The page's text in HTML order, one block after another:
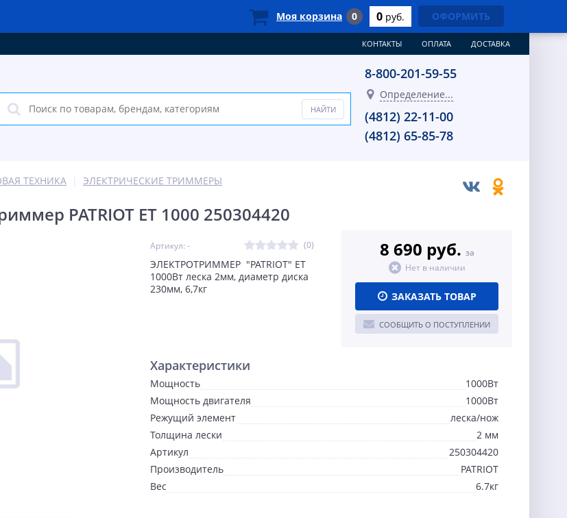
КОНТАКТЫ ОПЛАТА ДОСТАВКА
8-800-201-59-55
Определение...
(4812) 22-11-00
(4812) 65-85-78
ТЕХНИКА ЭЛЕКТРИЧЕСКИЕ ТРИММЕРЫ
PATRIOT ET 1000 250304420
Артикул: - (0)
ЭЛЕКТРОТРИММЕР "PATRIOT" ET
1000Вт леска 2мм, диаметр диска
230мм, 6,7кг
8 690 руб. за
Нет в наличии
ЗАКАЗАТЬ ТОВАР
СООБЩИТЬ О ПОСТУПЛЕНИИ
Характеристики
Мощность
1000Вт
Мощность двигателя
1000Вт
Режущий элемент
леска/нож
Толщина лески
2 мм
Артикул
250304420
Производитель
PATRIOT
Вес
6.7кг
Моя корзина 0 0 руб. ОФОРМИТЬ